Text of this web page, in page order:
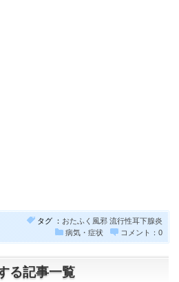
タグ ：おたふく風邪 流行性耳下腺炎
病気・症状
コメント：0
る記事一覧